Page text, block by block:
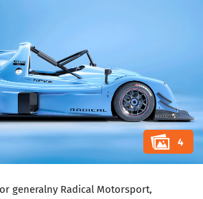
4
generalny Radical Motorsport,